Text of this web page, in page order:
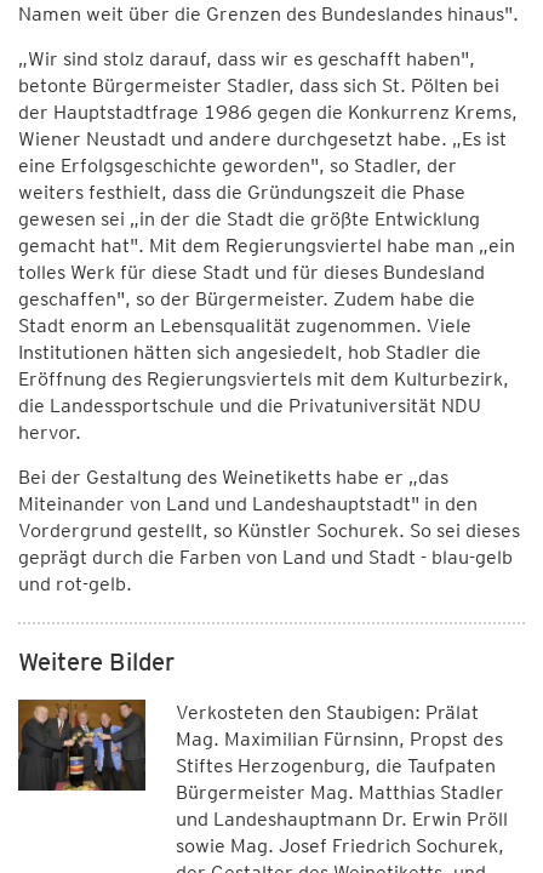
Namen weit über die Grenzen des Bundeslandes hinaus".
„Wir sind stolz darauf, dass wir es geschafft haben",
betonte Bürgermeister Stadler, dass sich St. Pölten bei
der Hauptstadtfrage 1986 gegen die Konkurrenz Krems,
Wiener Neustadt und andere durchgesetzt habe. „Es ist
eine Erfolgsgeschichte geworden", so Stadler, der
weiters festhielt, dass die Gründungszeit die Phase
gewesen sei „in der die Stadt die größte Entwicklung
gemacht hat". Mit dem Regierungsviertel habe man „ein
tolles Werk für diese Stadt und für dieses Bundesland
geschaffen", so der Bürgermeister. Zudem habe die
Stadt enorm an Lebensqualität zugenommen. Viele
Institutionen hätten sich angesiedelt, hob Stadler die
Eröffnung des Regierungsviertels mit dem Kulturbezirk,
die Landessportschule und die Privatuniversität NDU
hervor.
Bei der Gestaltung des Weinetiketts habe er „das
Miteinander von Land und Landeshauptstadt" in den
Vordergrund gestellt, so Künstler Sochurek. So sei dieses
geprägt durch die Farben von Land und Stadt - blau-gelb
und rot-gelb.
Weitere Bilder
Verkosteten den Staubigen: Prälat
Mag. Maximilian Fürnsinn, Propst des
Stiftes Herzogenburg, die Taufpaten
Bürgermeister Mag. Matthias Stadler
und Landeshauptmann Dr. Erwin Pröll
sowie Mag. Josef Friedrich Sochurek,